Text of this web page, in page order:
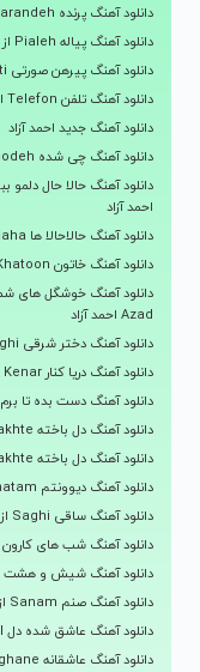
دانلود آهنگ پرنده Parandeh از Ahmad Azad احمد آزاد
دانلود آهنگ پیاله Pialeh از Ahmad Azad احمد آزاد
دانلود آهنگ پیرهن صورتی Pirhan Soorati از Ahmad Azad احمد آزاد
دانلود آهنگ تلفن Telefon از Ahmad Azad احمد آزاد
دانلود آهنگ جدید احمد آزاد
دانلود آهنگ چی شده Che Shodeh از Ahmad Azad احمد آزاد
احمد آزاد
دانلود آهنگ حالاحالا ها Halahalaha از Ahmad Azad احمد آزاد
دانلود آهنگ خاتون Khatoon از Ahmad Azad احمد آزاد
Azad احمد آزاد
دانلود آهنگ دختر شرقی Dokhtare Sharghi از Ahmad Azad احمد آزاد
دانلود آهنگ دریا کنار Darya Kenar از Ahmad Azad احمد آزاد
دانلود آهنگ دست بده تا برم Dast Bdeh Ta Beram از Ahmad Azad احمد آزاد
دانلود آهنگ دل باخته Delbaakhte از Ahmad Azad احمد آزاد
دانلود آهنگ دل باخته Delbakhte از Ahmad Azad احمد آزاد
دانلود آهنگ دیوونتم Divoonatam از Ahmad Azad احمد آزاد
دانلود آهنگ ساقی Saghi از Ahmad Azad احمد آزاد
دانلود آهنگ شب های کارون Shabhaye Karoon از Ahmad Azad احمد آزاد
دانلود آهنگ شیش و هشت Shesh O Hasht از Ahmad Azad احمد آزاد
دانلود آهنگ صنم Sanam از Ahmad Azad احمد آزاد
دانلود آهنگ عاشق شده دل Ashegh Shodeh Del از Ahmad Azad احمد آزاد
دانلود آهنگ عاشقانه Asheghane از Ahmad Azad احمد آزاد